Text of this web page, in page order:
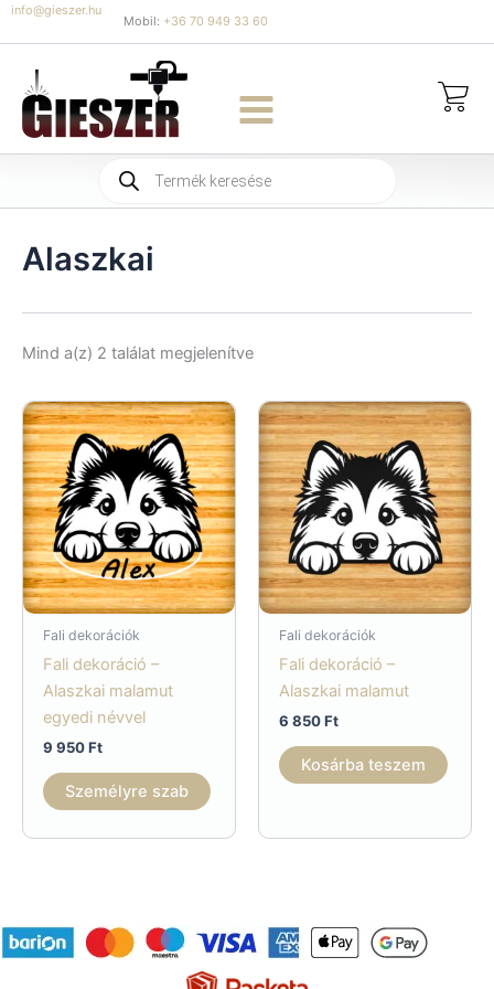
Skip
to
content
info@gieszer.hu
Mobil: +36 70 949 33 60
Products
search
Alaszkai
Mind a(z) 2 találat megjelenítveSorted
Fali dekorációk
Fali dekoráció –
Alaszkai malamut
egyedi névvel
9 950Ft
Személyre szab
Fali dekorációk
Fali dekoráció –
Alaszkai malamut
6 850Ft
Kosárba teszem